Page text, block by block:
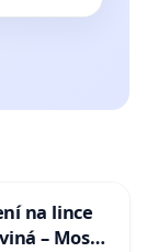
na lince
– Mosty